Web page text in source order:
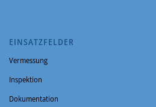
EINSATZFELDER
Vermessung
Inspektion
Dokumentation